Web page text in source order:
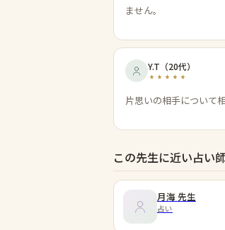
ません。
Y.T （20代）
片思いの相手について
この先生に近い占い
月海 先生
占い